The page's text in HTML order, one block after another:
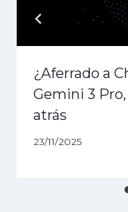
¿Aferrado a
Gemini 3
atrás
23/11/2025